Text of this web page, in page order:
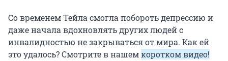
Со временем Тейла смогла побороть депрессию и
даже начала вдохновлять других людей с
инвалидностью не закрываться от мира. Как ей
это удалось? Смотрите в нашемкоротком видео!